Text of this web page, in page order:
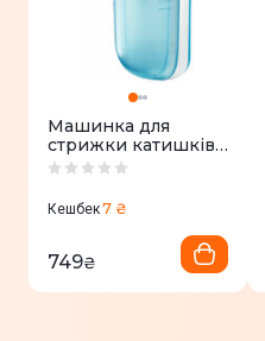
Машинка для
стрижки катишків
Philips GC026/00
Кешбек7 ₴
749₴